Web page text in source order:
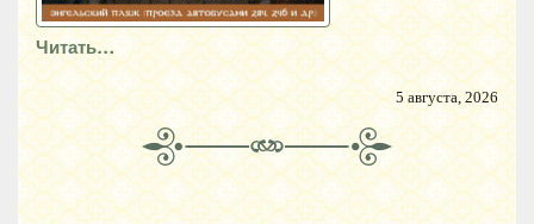
Читать…
5 августа, 2026